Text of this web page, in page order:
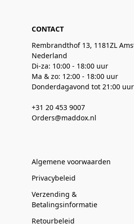
CONTACT
Rembrandthof 13, 1181ZL
Nederland
Di-za: 10:00 - 18:00 uur
Ma & zo: 12:00 - 18:00 uur
Donderdagavond tot 21:00 uur
+31 20 453 9007
Orders@maddox.nl
Algemene voorwaarden
Privacybeleid
Verzending &
Betalingsinformatie
Retourbeleid